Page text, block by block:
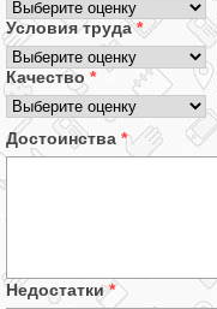
Условия труда *
Качество *
Достоинства *
Недостатки*